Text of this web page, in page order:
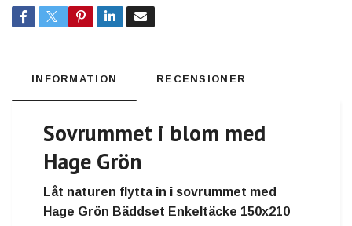
INFORMATION RECENSIONER
Sovrummet i blom med
Hage Grön
Låt naturen flytta in i sovrummet med
Hage Grön Bäddset Enkeltäcke 150x210